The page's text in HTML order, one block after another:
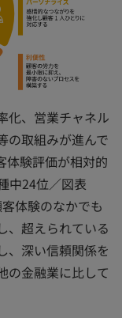
化、営業チャネル
の取組みが進んで
体験評価が相対的
中24位／図表
体験のなかでも
、超えられている
、深い信頼関係を
の金融業に比して